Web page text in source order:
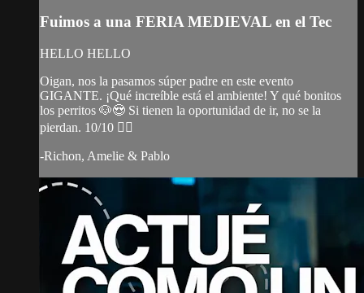
Fuimos a una FERIA MEDIEVAL en el Tec
HELLO HELLO
Oigan, nos la pasamos súper padre en este evento
GIGANTE. ¡Qué increíble está el ambiente! Y qué bonitos
los perritos 🐶😍 Si tienen la oportunidad de ir, no se la
pierdan. 10/10 👌🏼
-Richon, Amelie & Pablo